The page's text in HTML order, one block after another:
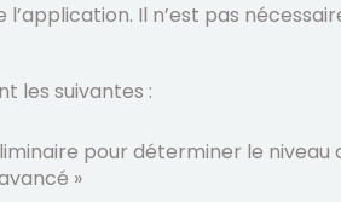
Il n’est pas
les suivantes :
pour déterminer le niveau
»